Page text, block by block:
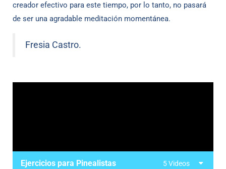
creador efectivo para este tiempo, por lo tanto, no pasará
de ser una agradable meditación momentánea.
Fresia Castro.
Ejercicios para Pinealistas 5 Videos